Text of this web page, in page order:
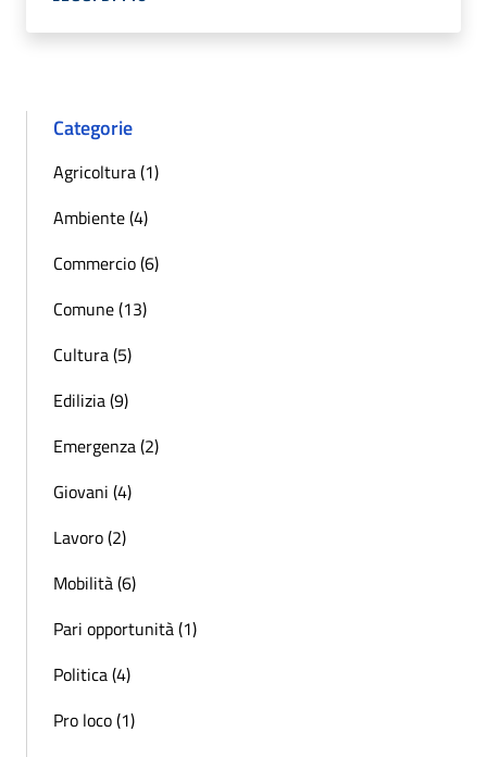
Categorie
Agricoltura (1)
Ambiente (4)
Commercio (6)
Comune (13)
Cultura (5)
Edilizia (9)
Emergenza (2)
Giovani (4)
Lavoro (2)
Mobilità (6)
Pari opportunità (1)
Politica (4)
Pro loco (1)